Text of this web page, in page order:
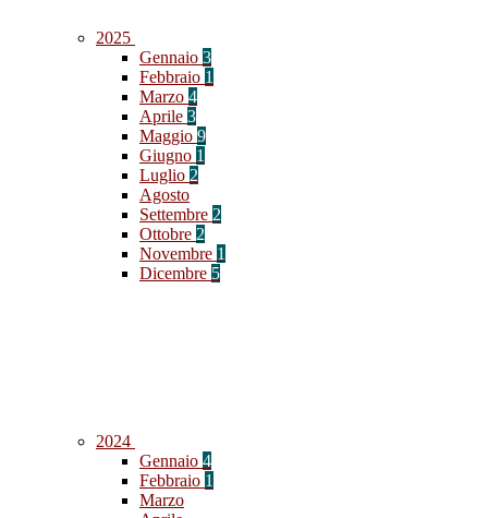
2025
Gennaio 3
Febbraio 1
Marzo 4
Aprile 3
Maggio 9
Giugno 1
Luglio 2
Agosto
Settembre 2
Ottobre 2
Novembre 1
Dicembre 5
2024
Gennaio 4
Febbraio 1
Marzo